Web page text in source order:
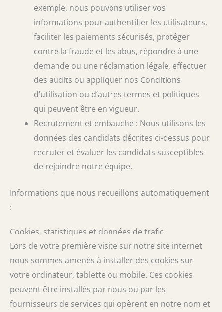
exemple, nous pouvons utiliser vos
informations pour authentifier les utilisateurs,
faciliter les paiements sécurisés, protéger
contre la fraude et les abus, répondre à une
demande ou une réclamation légale, effectuer
des audits ou appliquer nos Conditions
d’utilisation ou d’autres termes et politiques
qui peuvent être en vigueur.
Recrutement et embauche : Nous utilisons les
données des candidats décrites ci-dessus pour
recruter et évaluer les candidats susceptibles
de rejoindre notre équipe.
Informations que nous recueillons automatiquement
:
Cookies, statistiques et données de trafic
Lors de votre première visite sur notre site internet
nous sommes amenés à installer des cookies sur
votre ordinateur, tablette ou mobile. Ces cookies
peuvent être installés par nous ou par les
fournisseurs de services qui opèrent en notre nom et